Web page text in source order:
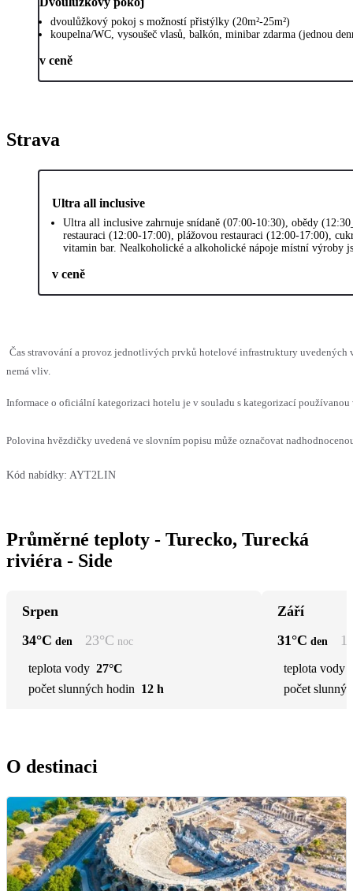
dvoulůžkový pokoj s možností přistýlky (20m²-25m²)
koupelna/WC, vysoušeč vlasů, balkón, minibar zdarma (jednou
v ceně
Strava
Ultra all inclusive
Ultra all inclusive zahrnuje snídaně (07:00-10:30), obědy
restauraci (12:00-17:00), plážovou restauraci (12:00-17:00),
vitamin bar. Nealkoholické a alkoholické nápoje místní výroby
v ceně
Čas stravování a provoz jednotlivých prvků hotelové infrastruktury uvedených
nemá vliv.
Informace o oficiální kategorizaci hotelu je v souladu s kategorizací
Polovina hvězdičky uvedená ve slovním popisu může označovat
Kód nabídky: AYT2LIN
Průměrné teploty - Turecko, Turecká
riviéra - Side
Srpen
34°C den 23°C noc
teplota vody 27°C
počet slunných hodin 12 h
Září
31°C den
teplota vody
počet
O destinaci